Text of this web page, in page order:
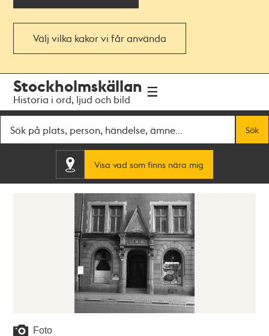
Välj vilka kakor vi får använda
navigationen
huvudinnehållet
Stockholmskällan
Historia i ord, ljud och bild
Sök
Visa vad som finns nära mig
Foto